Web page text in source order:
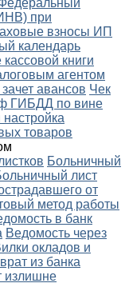
при
взносы ИП
календарь
книги
агентом
авансов Чек
ГИБДД по вине
товаров
Больничный
лист
от
метод работы
в банк
Ведомость через
окладов и
из банка
излишне